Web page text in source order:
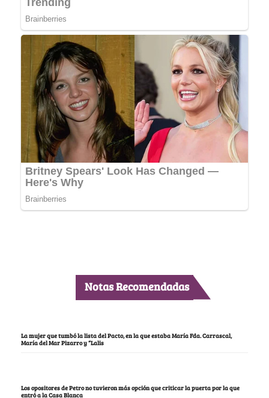
Notas Recomendadas
La mujer que tumbó la lista del Pacto, en la que estaba María Fda. Carrascal,
María del Mar Pizarro y “Lalis
Los opositores de Petro no tuvieron más opción que criticar la puerta por la que
entró a la Casa Blanca